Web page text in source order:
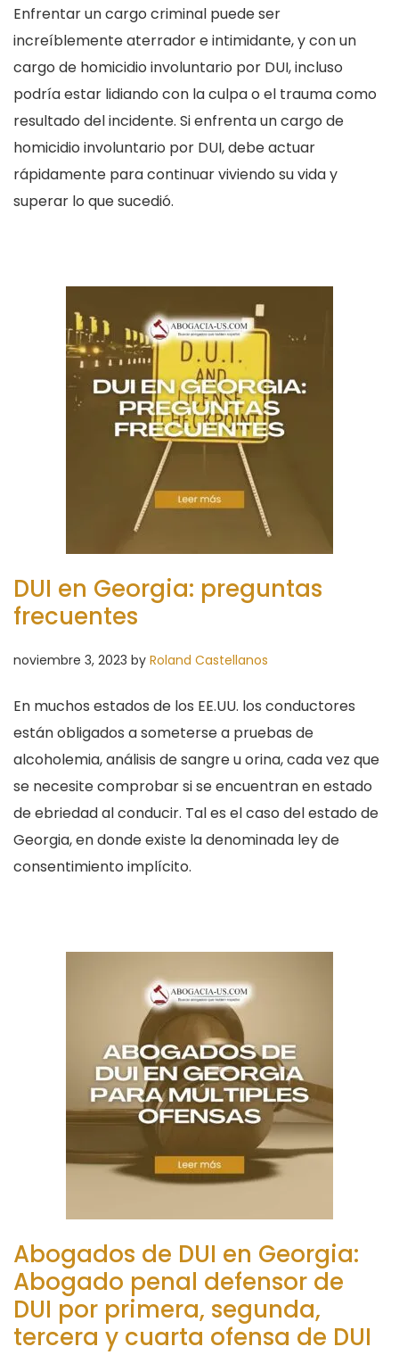
Enfrentar un cargo criminal puede ser
increíblemente aterrador e intimidante, y con un
cargo de homicidio involuntario por DUI, incluso
podría estar lidiando con la culpa o el trauma como
resultado del incidente. Si enfrenta un cargo de
homicidio involuntario por DUI, debe actuar
rápidamente para continuar viviendo su vida y
superar lo que sucedió.
DUI en Georgia: preguntas
frecuentes
noviembre 3, 2023 by Roland Castellanos
En muchos estados de los EE.UU. los conductores
están obligados a someterse a pruebas de
alcoholemia, análisis de sangre u orina, cada vez que
se necesite comprobar si se encuentran en estado
de ebriedad al conducir. Tal es el caso del estado de
Georgia, en donde existe la denominada ley de
consentimiento implícito.
Abogados de DUI en Georgia:
Abogado penal defensor de
DUI por primera, segunda,
tercera y cuarta ofensa de DUI